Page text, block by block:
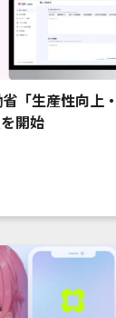
「生産性向上
開始